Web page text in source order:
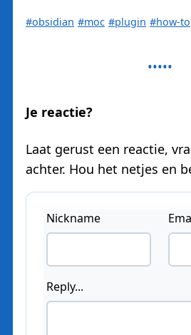
#obsidian #moc #plugin #how-to
Je reactie?
Laat gerust een reactie,
achter. Hou het netjes en